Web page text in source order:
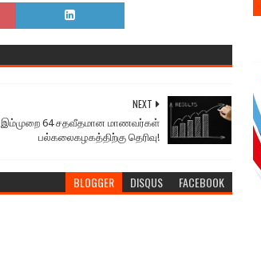
NEXT
இம்முறை 64 சதவீதமான மாணவர்கள்
பல்கலைகழகத்திற்கு தெரிவு!
BLOGGER DISQUS FACEBOOK